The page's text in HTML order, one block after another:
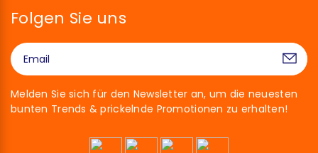
Folgen Sie uns
Melden Sie sich für den Newsletter an, um die neuesten
bunten Trends & prickelnde Promotionen zu erhalten!